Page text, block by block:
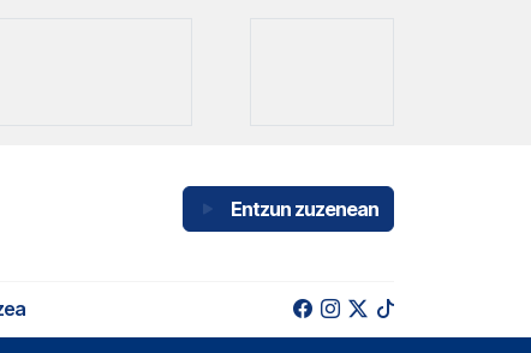
Entzun zuzenean